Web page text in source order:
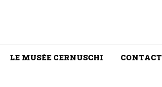
LE MUSÉE CERNUSCHI CONTACT